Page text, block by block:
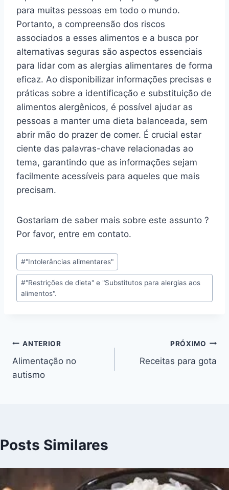
para muitas pessoas em todo o mundo.
Portanto, a compreensão dos riscos
associados a esses alimentos e a busca por
alternativas seguras são aspectos essenciais
para lidar com as alergias alimentares de forma
eficaz. Ao disponibilizar informações precisas e
práticas sobre a identificação e substituição de
alimentos alergênicos, é possível ajudar as
pessoas a manter uma dieta balanceada, sem
abrir mão do prazer de comer. É crucial estar
ciente das palavras-chave relacionadas ao
tema, garantindo que as informações sejam
facilmente acessíveis para aqueles que mais
precisam.
Gostariam de saber mais sobre este assunto ?
Por favor, entre em contato.
Tags
do
Post:
#"Intolerâncias alimentares"
#"Restrições de dieta" e "Substitutos para alergias aos
alimentos".
Navegação
de
ANTERIOR
Alimentação no
autismo
PRÓXIMO
Receitas para gota
Posts Similares